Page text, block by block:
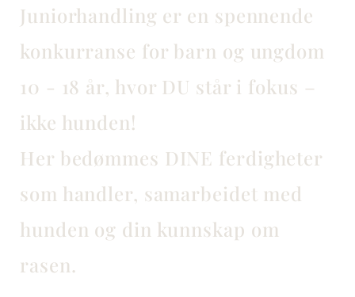
Juniorhandling er en spennende
konkurranse for barn og ungdom
10 - 18 år, hvor DU står i fokus –
ikke hunden!
Her bedømmes DINE ferdigheter
som handler, samarbeidet med
hunden og din kunnskap om
rasen.